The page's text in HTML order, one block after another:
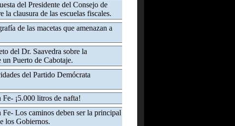
del Presidente del Consejo de
la clausura de las escuelas fiscales.
de las macetas que amenazan a
del Dr. Saavedra sobre la
un Puerto de Cabotaje.
del Partido Demócrata
¡5.000 litros de nafta!
Los caminos deben ser la principal
los Gobiernos.